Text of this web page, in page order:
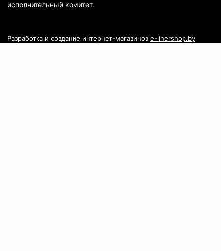
исполнительный комитет.
Разработка и создание интернет-магазинов e-linershop.by